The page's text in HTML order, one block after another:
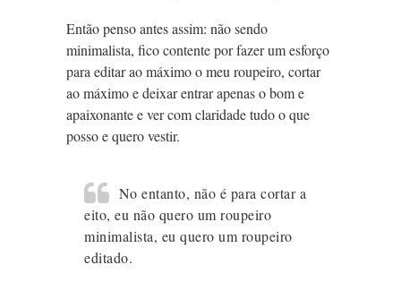
Então penso antes assim: não sendo
minimalista, fico contente por fazer um esforço
para editar ao máximo o meu roupeiro, cortar
ao máximo e deixar entrar apenas o bom e
apaixonante e ver com claridade tudo o que
posso e quero vestir.
No entanto, não é para cortar a
eito, eu não quero um roupeiro
minimalista, eu quero um roupeiro
editado.